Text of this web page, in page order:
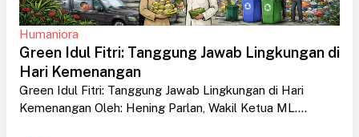
Humaniora
Green Idul Fitri: Tanggung Jawab Lingkungan di
Hari Kemenangan
Green Idul Fitri: Tanggung Jawab Lingkungan di Hari
Kemenangan Oleh: Hening Parlan, Wakil Ketua ML....